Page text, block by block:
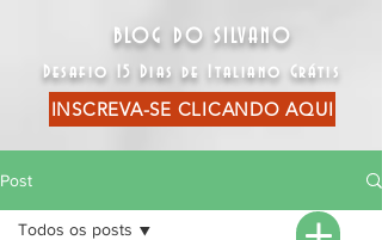
BLOG DO SILVANO
Desafio 15 Dias de Italiano Grátis
INSCREVA-SE CLICANDO AQUI
Post
Todos os posts